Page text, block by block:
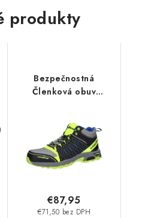
produkty
Bezpečnostná
Členková obuv
€71,50 bez DPH
€87,95